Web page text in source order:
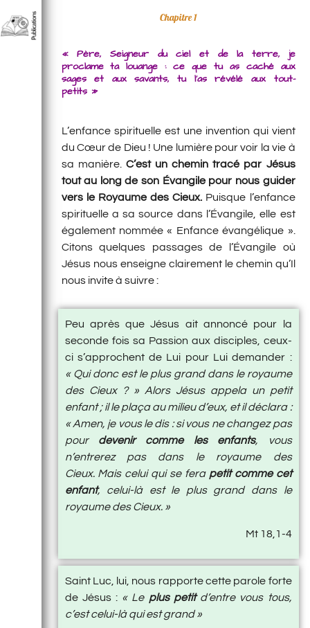
Chapitre 1
« Père, Seigneur du ciel et de la terre, je
proclame ta louange : ce que tu as caché aux
sages et aux savants, tu l’as révélé aux tout-
petits »
L’enfance spirituelle est une invention qui vient
du Cœur de Dieu ! Une lumière pour voir la vie à
sa manière. C’est un chemin tracé par Jésus
tout au long de son Évangile pour nous guider
vers le Royaume des Cieux. Puisque l’enfance
spirituelle a sa source dans l’Évangile, elle est
également nommée « Enfance évangélique ».
Citons quelques passages de l’Évangile où
Jésus nous enseigne clairement le chemin qu’Il
nous invite à suivre :
Peu après que Jésus ait annoncé pour la
seconde fois sa Passion aux disciples, ceux-
ci s’approchent de Lui pour Lui demander :
« Qui donc est le plus grand dans le royaume
des Cieux ? » Alors Jésus appela un petit
enfant ; il le plaça au milieu d’eux, et il déclara :
« Amen, je vous le dis : si vous ne changez pas
pour devenir comme les enfants, vous
n’entrerez pas dans le royaume des
Cieux. Mais celui qui se fera petit comme cet
enfant, celui-là est le plus grand dans le
royaume des Cieux. »
Mt 18,1-4
Saint Luc, lui, nous rapporte cette parole forte
de Jésus : « Le plus petitd’entre vous tous,
c’est celui-là qui est grand »